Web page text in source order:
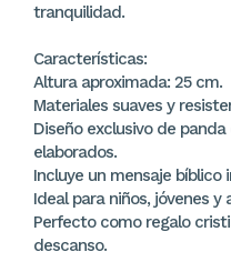
tranquilidad.
Características:
Altura aproximada: 25 cm.
Materiales suaves y
Diseño exclusivo de
elaborados.
Incluye un mensaje bíblico
Ideal para niños, jóvenes y
Perfecto como regalo
descanso.